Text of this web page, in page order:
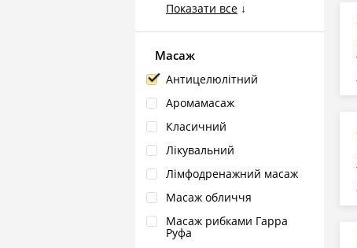
Показати все ↓
Масаж
Антицелюлітний
Аромамасаж
Класичний
Лікувальний
Лімфодренажний масаж
Масаж обличчя
Масаж рибками Гарра
Руфа